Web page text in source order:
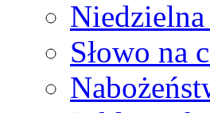
Słowo na